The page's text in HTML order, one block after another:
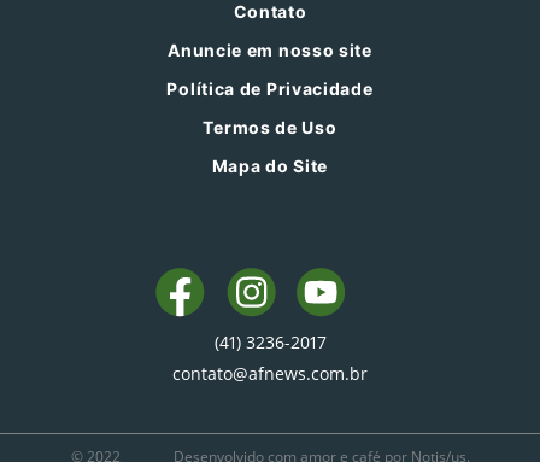
Contato
Anuncie em nosso site
Política de Privacidade
Termos de Uso
Mapa do Site
(41) 3236-2017
contato@afnews.com.br
© 2022 Desenvolvido com amor e café por Notis/us.